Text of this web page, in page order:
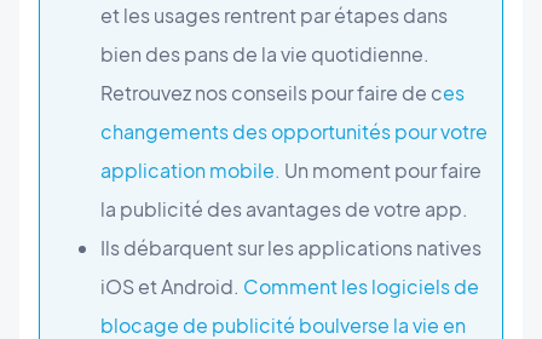
et les usages rentrent par étapes dans
bien des pans de la vie quotidienne.
Retrouvez nos conseils pour faire de ces
changements des opportunités pour votre
application mobile. Un moment pour faire
la publicité des avantages de votre app.
Ils débarquent sur les applications natives
iOS et Android. Comment les logiciels de
blocage de publicité boulverse la vie en